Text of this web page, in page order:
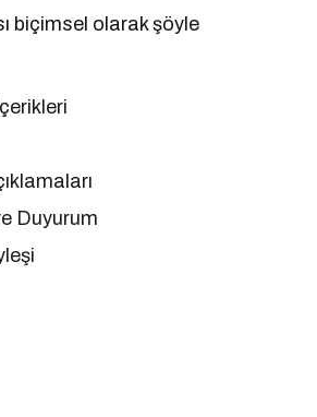
biçimsel olarak şöyle
Duyurum